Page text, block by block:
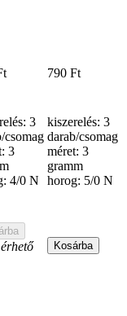
790 Ft
3
csomag
3
4/0 N
kiszerelés: 3
darab/csomag
méret: 3
gramm
horog: 5/0 N
Kosárba